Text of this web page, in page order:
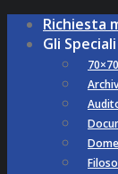
Richiesta
Gli Speciali